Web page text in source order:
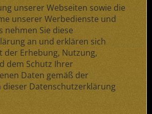
unserer Webseiten sowie die
unserer Werbedienste und
nehmen Sie diese
an und erklären sich
der Erhebung, Nutzung,
dem Schutz Ihrer
Daten gemäß der
dieser Datenschutzerklärung